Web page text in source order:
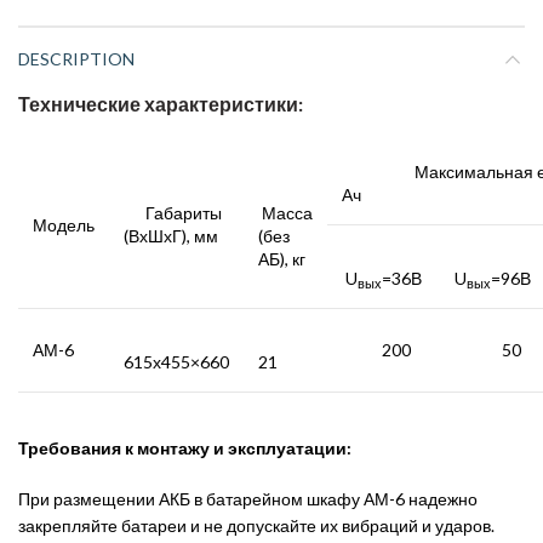
DESCRIPTION
Технические характеристики:
Модель
Габариты
(ВхШхГ), мм
Масса
(без
АБ), кг
Максимальная
Ач
Uвых=36В Uвых=96В
АМ-6
615х455×660 21
200 50
Требования к монтажу и эксплуатации:
При размещении АКБ в батарейном шкафу АМ-6 надежно
закрепляйте батареи и не допускайте их вибраций и ударов.